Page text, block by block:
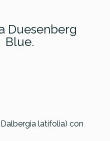
Duesenberg
Blue.
latifolia) con